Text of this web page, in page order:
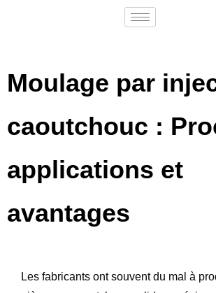
Moulage par
caoutchouc :
applications et
avantages
Les fabricants ont souvent du mal à